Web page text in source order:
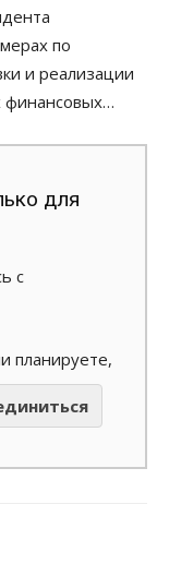
по
и реализации
финансовых…
для
с
планируете,